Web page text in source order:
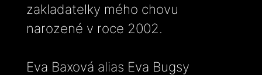
zakladatelky mého chovu
narozené v roce 2002.
Eva Baxová alias Eva Bugsy